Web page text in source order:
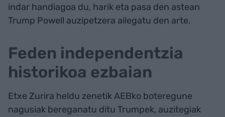
indar handiagoa du, harik eta pasa den astean
Trump Powell auzipetzera ailegatu den arte.
Feden independentzia
historikoa ezbaian
Etxe Zurira heldu zenetik AEBko boteregune
nagusiak bereganatu ditu Trumpek, auzitegiak